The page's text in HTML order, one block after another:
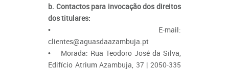
b. Contactos para invocação dos direitos
dos titulares:
• E-mail:
clientes@aguasdaazambuja.pt
• Morada: Rua Teodoro José da Silva,
Edifício Atrium Azambuja, 37 | 2050-335